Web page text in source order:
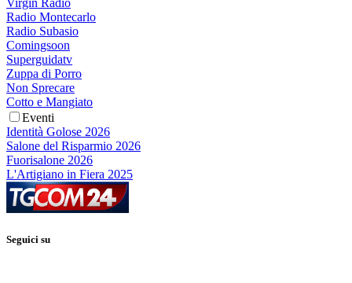
Radio Montecarlo
Radio Subasio
Comingsoon
Superguidatv
Zuppa di Porro
Non Sprecare
Cotto e Mangiato
Eventi
Identità Golose 2026
Salone del Risparmio 2026
Fuorisalone 2026
L'Artigiano in Fiera 2025
Seguici su